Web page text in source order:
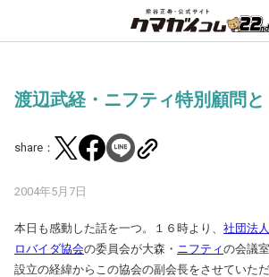
渡辺武経・ニフティ特別顧問と
share：
2004年5月7日
本日も感動した話を一つ。１６時より、 社団法
ロバイダ協会の委員会が大森・ ニフティの会議
設立の経緯からこの協会の副会長をさせていた